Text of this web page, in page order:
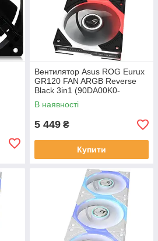
Вентилятор Asus ROG Eurux
GR120 FAN ARGB Reverse
Black 3in1 (90DA00K0-
B09020)
В наявності
5 449 ₴
Купити